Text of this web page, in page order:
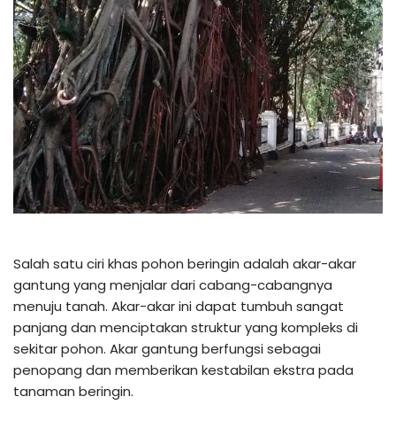
Salah satu ciri khas pohon beringin adalah akar-akar
gantung yang menjalar dari cabang-cabangnya
menuju tanah. Akar-akar ini dapat tumbuh sangat
panjang dan menciptakan struktur yang kompleks di
sekitar pohon. Akar gantung berfungsi sebagai
penopang dan memberikan kestabilan ekstra pada
tanaman beringin.